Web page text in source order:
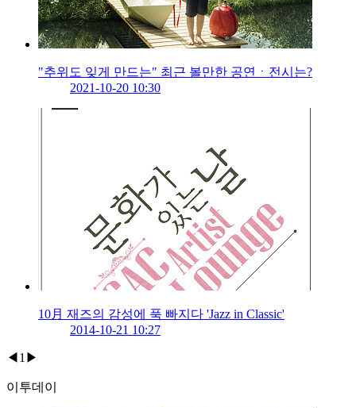
"추위도 잊게 만드는" 최근 볼만한 공연ㆍ전시는?
2021-10-20 10:30
10月 재즈의 감성에 푹 빠지다 'Jazz in Classic'
2014-10-21 10:27
◀ 1 ▶
이투데이